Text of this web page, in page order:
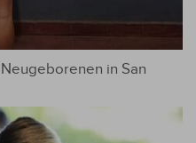
in San